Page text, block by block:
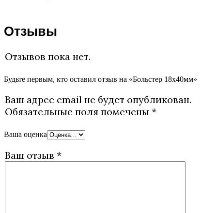
Отзывы
Отзывов пока нет.
Будьте первым, кто оставил отзыв на «Больстер 18х40мм»
Ваш адрес email не будет опубликован.
Обязательные поля помечены *
Ваша оценка
Ваш отзыв *